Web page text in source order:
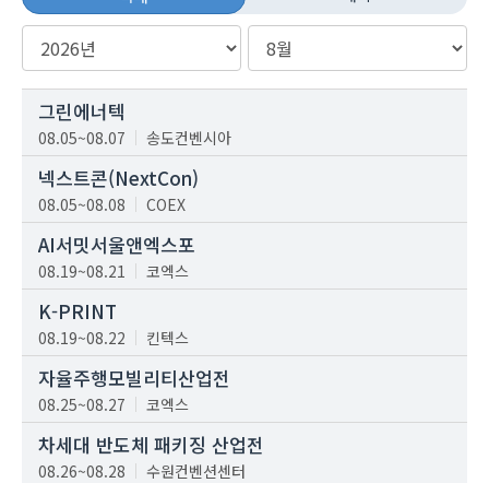
그린에너텍
08.05~08.07 송도컨벤시아
넥스트콘(NextCon)
08.05~08.08 COEX
AI서밋서울앤엑스포
08.19~08.21 코엑스
K-PRINT
08.19~08.22 킨텍스
자율주행모빌리티산업전
08.25~08.27 코엑스
차세대 반도체 패키징 산업전
08.26~08.28 수원컨벤션센터